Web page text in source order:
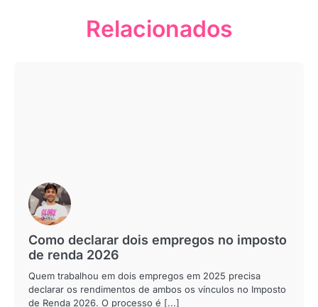
Relacionados
Como declarar dois empregos no imposto
de renda 2026
Quem trabalhou em dois empregos em 2025 precisa
declarar os rendimentos de ambos os vínculos no Imposto
de Renda 2026. O processo é [...]